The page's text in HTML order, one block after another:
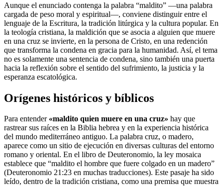
Aunque el enunciado contenga la palabra “maldito” —una palabra
cargada de peso moral y espiritual—, conviene distinguir entre el
lenguaje de la Escritura, la tradición litúrgica y la cultura popular. En
la teología cristiana, la maldición que se asocia a alguien que muere
en una cruz se invierte, en la persona de Cristo, en una redención
que transforma la condena en gracia para la humanidad. Así, el tema
no es solamente una sentencia de condena, sino también una puerta
hacia la reflexión sobre el sentido del sufrimiento, la justicia y la
esperanza escatológica.
Orígenes históricos y bíblicos
Para entender «maldito quien muere en una cruz» hay que
rastrear sus raíces en la Biblia hebrea y en la experiencia histórica
del mundo mediterráneo antiguo. La palabra cruz, o madero,
aparece como un sitio de ejecución en diversas culturas del entorno
romano y oriental. En el libro de Deuteronomio, la ley mosaica
establece que “maldito el hombre que fuere colgado en un madero”
(Deuteronomio 21:23 en muchas traducciones). Este pasaje ha sido
leído, dentro de la tradición cristiana, como una premisa que muestra